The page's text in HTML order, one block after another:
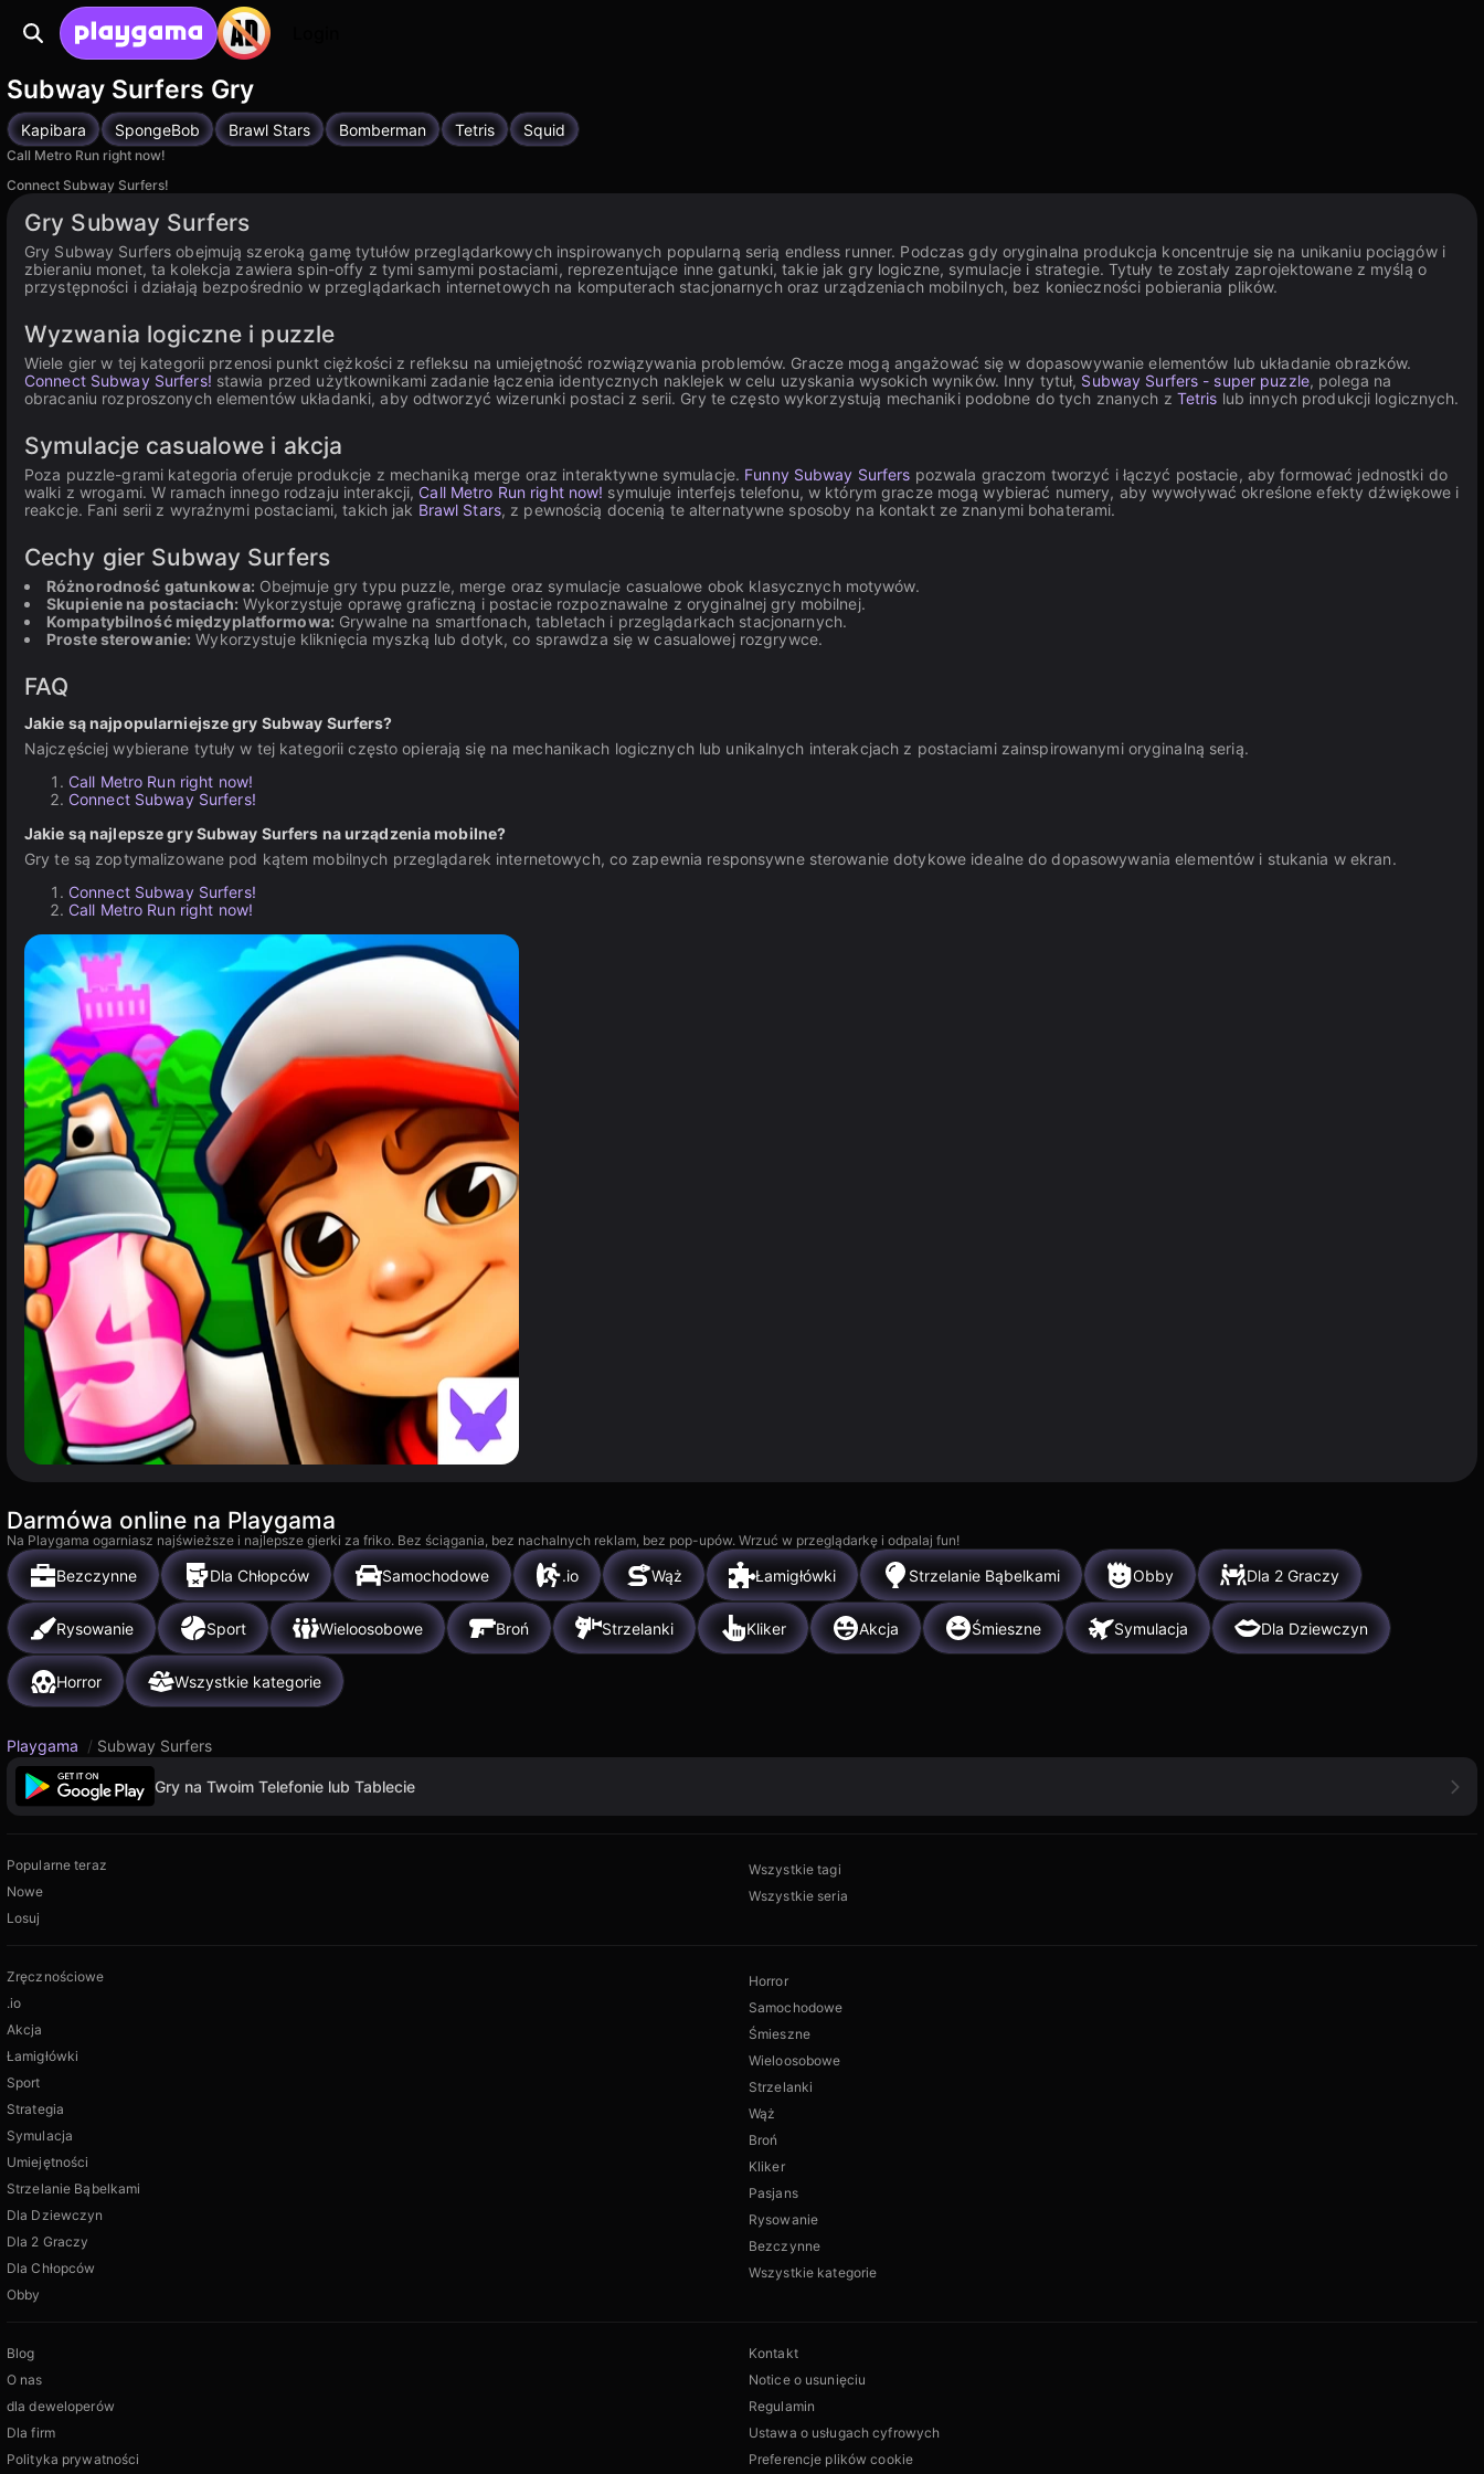
Subway Surfers Gry
Kapibara SpongeBob Brawl Stars Bomberman Tetris Squid
Call Metro Run right now!
Connect Subway Surfers!
Gry Subway Surfers
Gry Subway Surfers obejmują szeroką gamę tytułów przeglądarkowych inspirowanych popularną serią endless runner. Podczas gdy oryginalna produkcja koncentruje się na unikaniu pociągów i
zbieraniu monet, ta kolekcja zawiera spin-offy z tymi samymi postaciami, reprezentujące inne gatunki, takie jak gry logiczne, symulacje i strategie. Tytuły te zostały zaprojektowane z myślą o
przystępności i działają bezpośrednio w przeglądarkach internetowych na komputerach stacjonarnych oraz urządzeniach mobilnych, bez konieczności pobierania plików.
Wyzwania logiczne i puzzle
Wiele gier w tej kategorii przenosi punkt ciężkości z refleksu na umiejętność rozwiązywania problemów. Gracze mogą angażować się w dopasowywanie elementów lub układanie obrazków.
Connect Subway Surfers! stawia przed użytkownikami zadanie łączenia identycznych naklejek w celu uzyskania wysokich wyników. Inny tytuł, Subway Surfers - super puzzle, polega na
obracaniu rozproszonych elementów układanki, aby odtworzyć wizerunki postaci z serii. Gry te często wykorzystują mechaniki podobne do tych znanych z Tetris lub innych produkcji logicznych.
Symulacje casualowe i akcja
Poza puzzle-grami kategoria oferuje produkcje z mechaniką merge oraz interaktywne symulacje. Funny Subway Surfers pozwala graczom tworzyć i łączyć postacie, aby formować jednostki do
walki z wrogami. W ramach innego rodzaju interakcji, Call Metro Run right now! symuluje interfejs telefonu, w którym gracze mogą wybierać numery, aby wywoływać określone efekty dźwiękowe i
reakcje. Fani serii z wyraźnymi postaciami, takich jak Brawl Stars, z pewnością docenią te alternatywne sposoby na kontakt ze znanymi bohaterami.
Cechy gier Subway Surfers
Różnorodność gatunkowa: Obejmuje gry typu puzzle, merge oraz symulacje casualowe obok klasycznych motywów.
Skupienie na postaciach: Wykorzystuje oprawę graficzną i postacie rozpoznawalne z oryginalnej gry mobilnej.
Kompatybilność międzyplatformowa: Grywalne na smartfonach, tabletach i przeglądarkach stacjonarnych.
Proste sterowanie: Wykorzystuje kliknięcia myszką lub dotyk, co sprawdza się w casualowej rozgrywce.
FAQ
Jakie są najpopularniejsze gry Subway Surfers?
Najczęściej wybierane tytuły w tej kategorii często opierają się na mechanikach logicznych lub unikalnych interakcjach z postaciami zainspirowanymi oryginalną serią.
Call Metro Run right now!
Connect Subway Surfers!
Jakie są najlepsze gry Subway Surfers na urządzenia mobilne?
Gry te są zoptymalizowane pod kątem mobilnych przeglądarek internetowych, co zapewnia responsywne sterowanie dotykowe idealne do dopasowywania elementów i stukania w ekran.
Connect Subway Surfers!
Call Metro Run right now!
Darmówa online na Playgama
Na Playgama ogarniasz najświeższe i najlepsze gierki za friko. Bez ściągania, bez nachalnych reklam, bez pop-upów. Wrzuć w przeglądarkę i odpalaj fun!
Bezczynne Dla Chłopców Samochodowe .io Wąż Łamigłówki Strzelanie Bąbelkami Obby Dla 2 Graczy
Rysowanie Sport Wieloosobowe Broń Strzelanki Kliker Akcja Śmieszne Symulacja Dla Dziewczyn
Horror Wszystkie kategorie
Playgama / Subway Surfers
Gry na Twoim Telefonie lub Tablecie
Popularne teraz
Nowe
Losuj
Wszystkie tagi
Wszystkie seria
Zręcznościowe
.io
Akcja
Łamigłówki
Sport
Strategia
Symulacja
Umiejętności
Strzelanie Bąbelkami
Dla Dziewczyn
Dla 2 Graczy
Dla Chłopców
Obby
Horror
Samochodowe
Śmieszne
Wieloosobowe
Strzelanki
Wąż
Broń
Kliker
Pasjans
Rysowanie
Bezczynne
Wszystkie kategorie
Blog
O nas
dla deweloperów
Dla firm
Polityka prywatności
Kontakt
Notice o usunięciu
Regulamin
Ustawa o usługach cyfrowych
Preferencje plików cookie